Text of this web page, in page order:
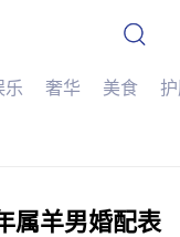
乐 奢华 美食
属羊男婚配表